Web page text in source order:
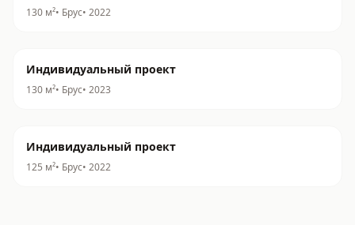
130 м²• Брус• 2022
Индивидуальный проект
130 м²• Брус• 2023
Индивидуальный проект
125 м²• Брус• 2022